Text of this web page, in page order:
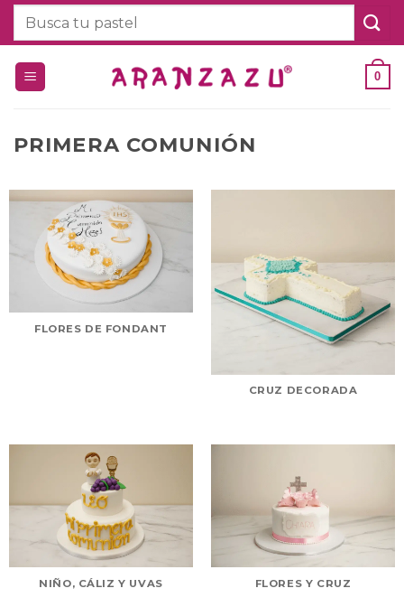
Saltar
Buscar
0
PRIMERA COMUNIÓN
FLORES DE FONDANT
CRUZ DECORADA
NIÑO, CÁLIZ Y UVAS FLORES Y CRUZ